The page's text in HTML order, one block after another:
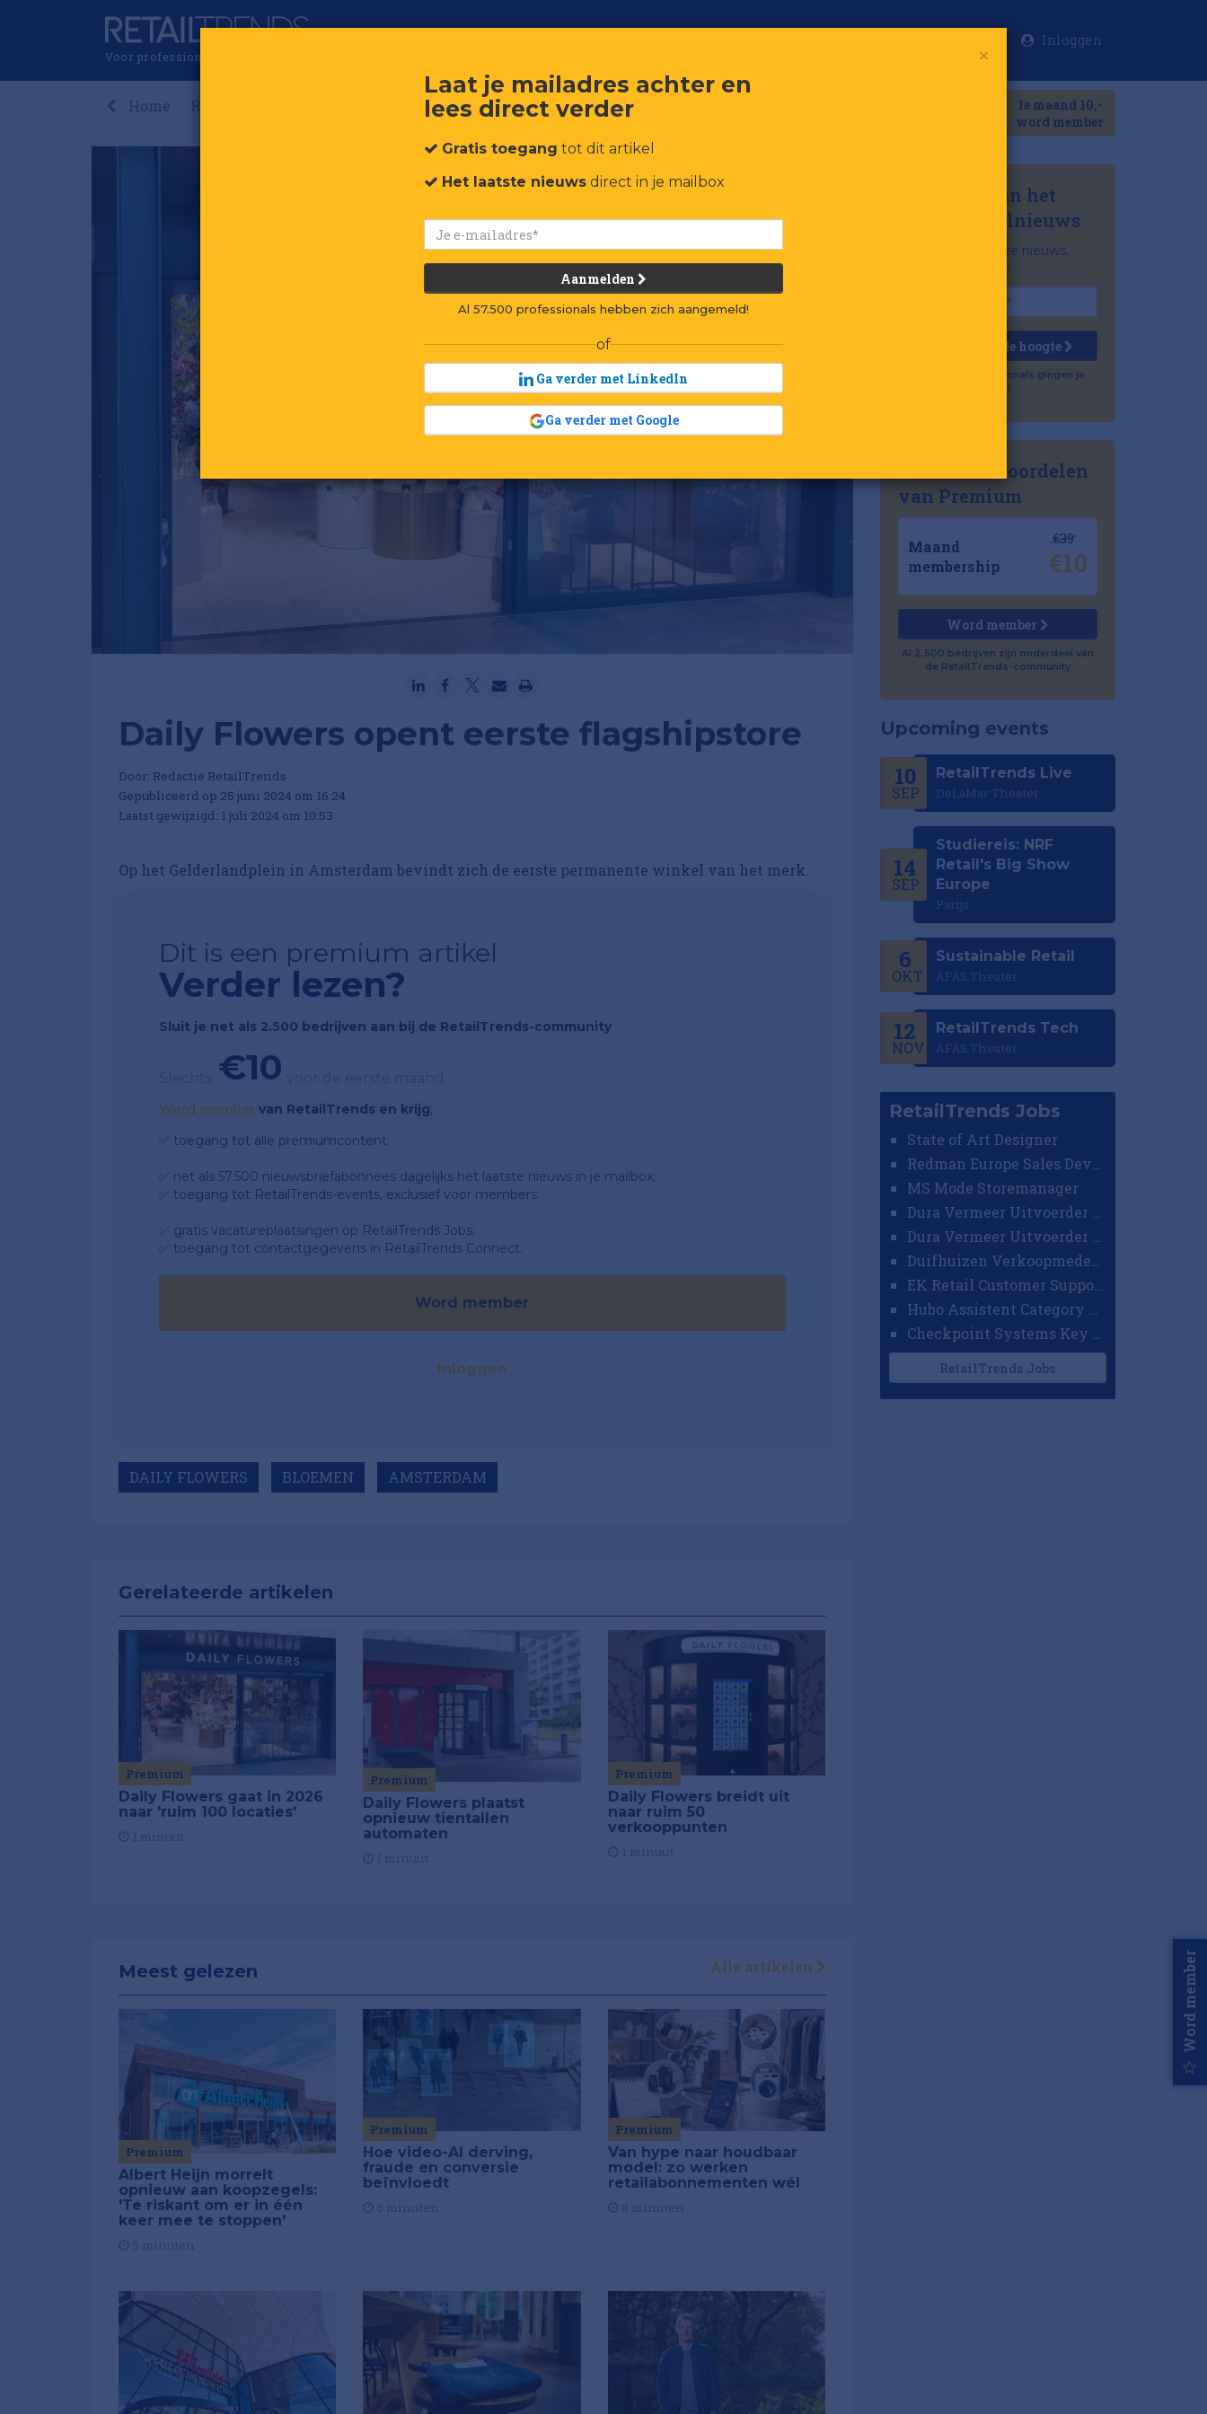
Voor professionals in retail & brands
Inloggen
Home Recent Events Connect Jobs
1e maand 10,-
word member
Daily Flowers opent eerste flagshipstore
Door: Redactie RetailTrends
Gepubliceerd op 25 juni 2024 om 16:24
Laatst gewijzigd: 1 juli 2024 om 10:53
Op het Gelderlandplein in Amsterdam bevindt zich de eerste permanente winkel van het merk.
Dit is een premium artikel
Verder lezen?
Sluit je net als 2.500 bedrijven aan bij de RetailTrends-community
€10
Word member van RetailTrends en krijg;
✅ toegang tot alle premiumcontent;
✅ net als 57.500 nieuwsbriefabonnees dagelijks het laatste nieuws in je mailbox;
✅ toegang tot RetailTrends-events, exclusief voor members.
✅ gratis vacatureplaatsingen op RetailTrends Jobs;
✅ toegang tot contactgegevens in RetailTrends Connect.
Word member
Inloggen
DAILY FLOWERS BLOEMEN AMSTERDAM
Gerelateerde artikelen
Premium
Daily Flowers gaat in 2026
naar 'ruim 100 locaties'
Premium
Daily Flowers plaatst
opnieuw tientallen
automaten
Premium
Daily Flowers breidt uit
naar ruim 50
verkooppunten
Meest gelezen Alle artikelen
Premium
Albert Heijn morrelt
opnieuw aan koopzegels:
'Te riskant om er in één
keer mee te stoppen'
Premium
Hoe video-AI derving,
fraude en conversie
beïnvloedt
Premium
Van hype naar houdbaar
model: zo werken
retailabonnementen wél
Mis niets van het
laatste retailnieuws
Het belangrijkste nieuws,
gratis in je inbox
Houd mij op de hoogte
Al 57.500 professionals gingen je
voor!
Ontdek de voordelen
van Premium
Maand
membership
€39
€10
Word member
Al 2.500 bedrijven zijn onderdeel van
de RetailTrends-community
Upcoming events
10
SEP
RetailTrends Live
DeLaMar Theater
14
SEP
Studiereis: NRF
Retail's Big Show
Europe
Parijs
6
OKT
Sustainable Retail
AFAS Theater
12
NOV
RetailTrends Tech
AFAS Theater
RetailTrends Jobs
State of Art Designer
MS Mode Storemanager
EK Retail Customer Support Omnichannel
RetailTrends Jobs
Word member
×
Laat je mailadres achter en
lees direct verder
Gratis toegang tot dit artikel
Het laatste nieuws direct in je mailbox
Aanmelden
Al 57.500 professionals hebben zich aangemeld!
of
Ga verder met LinkedIn
Ga verder met Google